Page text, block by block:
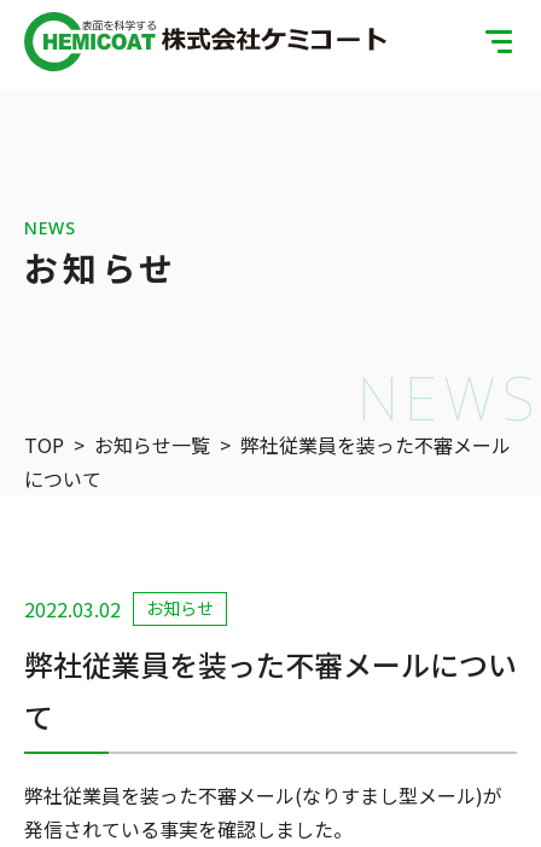
表面処理の基礎知識
お問い合わせ
NEWS
NEWS
お知らせ
TOP > お知らせ一覧 > 弊社従業員を装った不審メール
について
2022.03.02 お知らせ
弊社従業員を装った不審メールについ
て
弊社従業員を装った不審メール(なりすまし型メール)が
発信されている事実を確認しました。